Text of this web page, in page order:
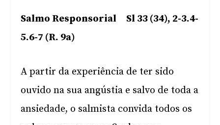
Salmo Responsorial Sl 33 (34), 2-3.4-
5.6-7 (R. 9a)
A partir da experiência de ter sido
ouvido na sua angústia e salvo de toda a
ansiedade, o salmista convida todos os